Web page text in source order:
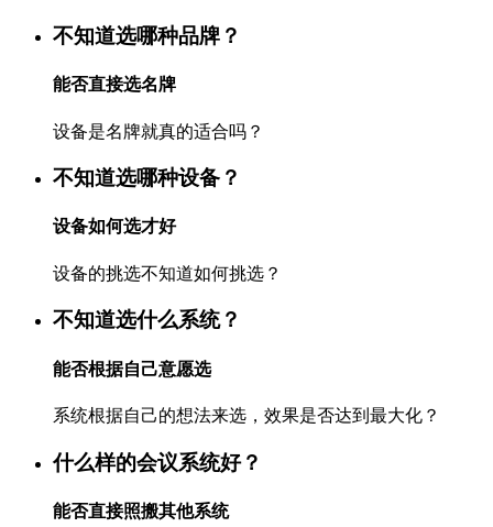
不知道选哪种品牌？
能否直接选名牌
设备是名牌就真的适合吗？
不知道选哪种设备？
设备如何选才好
设备的挑选不知道如何挑选？
不知道选什么系统？
能否根据自己意愿选
系统根据自己的想法来选，效果是否达到最大化？
什么样的会议系统好？
能否直接照搬其他系统